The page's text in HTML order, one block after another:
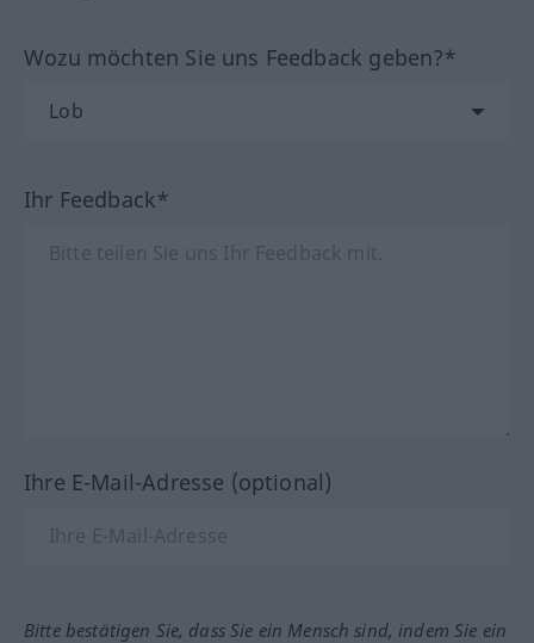
Wozu möchten Sie uns Feedback geben?*
Ihr Feedback*
Ihre E-Mail-Adresse (optional)
Bitte bestätigen Sie, dass Sie ein Mensch sind, indem Sie ein